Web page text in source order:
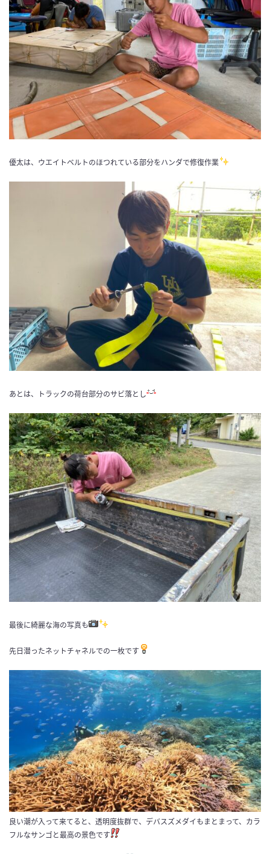
優太は、ウエイトベルトのほつれている部分をハンダで修復作業
あとは、トラックの荷台部分のサビ落とし
最後に綺麗な海の写真も
先日潜ったネットチャネルでの一枚です
良い潮が入って来てると、透明度抜群で、デバスズメダイもまとまって、カラ
フルなサンゴと最高の景色です